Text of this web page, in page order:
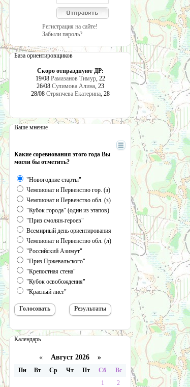
Регистрация на сайте!
Забыли пароль?
База ориентировщиков
Скоро отпразднуют ДР:
19/08 Рамазанов Тимур, 22
26/08 Сулимова Алина, 23
28/08 Стряпчева Екатерина, 28
Ваше мнение
Какие соревнования этого года Вы
могли бы отметить?
"Новогодние старты"
Чемпионат и Первенство гор. (з)
Чемпионат и Первенство обл. (з)
"Кубок города" (один из этапов)
"Приз смолян-героев"
Всемирный день ориентирования
Чемпионат и Первенство обл. (л)
"Российский Азимут"
"Приз Пржевальского"
"Крепостная стена"
"Кубок освобождения"
"Красный лист"
Календарь
« Август 2026 »
Пн Вт Ср Чт Пт Сб
Вс
1
2